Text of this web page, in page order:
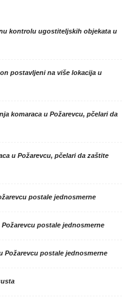
kontrolu ugostiteljskih objekata u
postavljeni na više lokacija u
komaraca u Požarevcu, pčelari da
u Požarevcu, pčelari da zaštite
postale jednosmerne
postale jednosmerne
Požarevcu postale jednosmerne